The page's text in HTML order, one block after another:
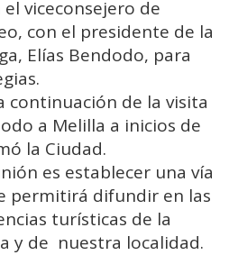
viceconsejero de
con el presidente de la
Elías Bendodo, para
continuación de la visita
a Melilla a inicios de
la Ciudad.
es establecer una vía
permitirá difundir en las
turísticas de la
y de nuestra localidad.